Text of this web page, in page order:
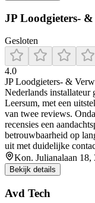
JP Loodgieters-
Gesloten
4.0
JP Loodgieters‑ &
Nederlands installateur
Leersum, met een
van twee reviews.
recensies een
betrouwbaarheid op
uit met duidelijke
Kon. Julianalaan
Bekijk details
Avd Tech